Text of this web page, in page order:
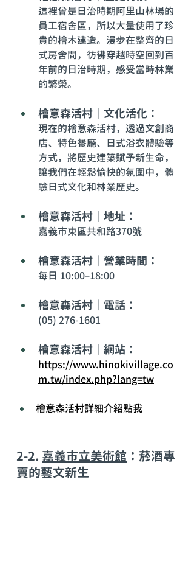
這裡曾是日治時期阿里山林場的
員工宿舍區，所以大量使用了珍
貴的檜木建造。漫步在整齊的日
式房舍間，彷彿穿越時空回到百
年前的日治時期，感受當時林業
的繁榮。
檜意森活村｜文化活化：
現在的檜意森活村，透過文創商
店、特色餐廳、日式浴衣體驗等
方式，將歷史建築賦予新生命，
讓我們在輕鬆愉快的氛圍中，體
驗日式文化和林業歷史。
檜意森活村｜地址：
嘉義市東區共和路370號
檜意森活村｜營業時間：
每日 10:00–18:00
檜意森活村｜電話：
(05) 276-1601
檜意森活村｜網站：
https://www.hinokivillage.co
m.tw/index.php?lang=tw
檜意森活村詳細介紹點我
2-2. 嘉義市立美術館 ：菸酒專
賣的藝文新生